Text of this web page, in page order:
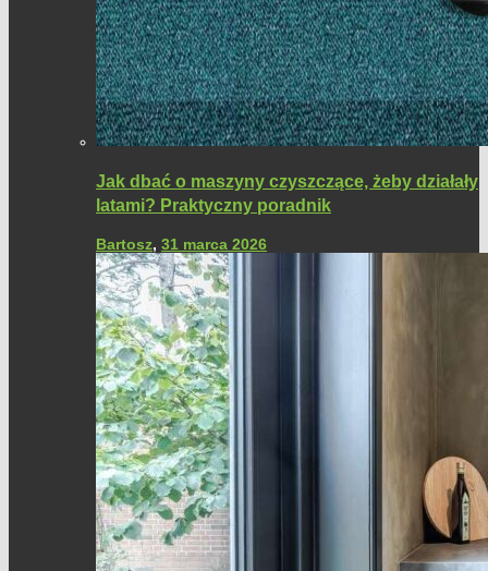
Jak dbać o maszyny czyszczące, żeby działały
latami? Praktyczny poradnik
Bartosz, 31 marca 2026